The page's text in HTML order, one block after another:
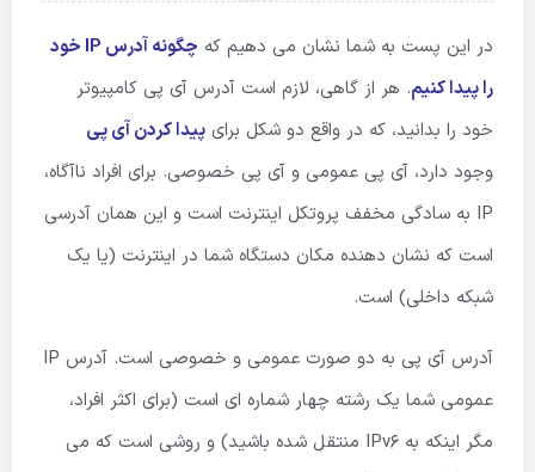
در این پست به شما نشان می دهیم که
چگونه آدرس IP خود
را پیدا کنیم. هر از گاهی، لازم است آدرس آی پی کامپیوتر
خود را بدانید، که در واقع دو شکل برای پیدا کردن آی پی
وجود دارد، آی پی عمومی و آی پی خصوصی. برای افراد ناآگاه،
IP به سادگی مخفف پروتکل اینترنت است و این همان آدرسی
است که نشان دهنده مکان دستگاه شما در اینترنت (یا یک
شبکه داخلی) است.
آدرس آی پی به دو صورت عمومی و خصوصی است. آدرس IP
عمومی شما یک رشته چهار شماره ای است (برای اکثر افراد،
مگر اینکه به IPv6 منتقل شده باشید) و روشی است که می